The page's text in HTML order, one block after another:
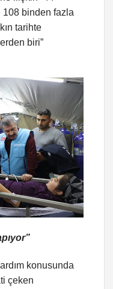
108 binden fazla
tarihte
biri”
konusunda
çeken